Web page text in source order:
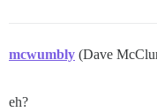
mcwumbly (Dave
eh?